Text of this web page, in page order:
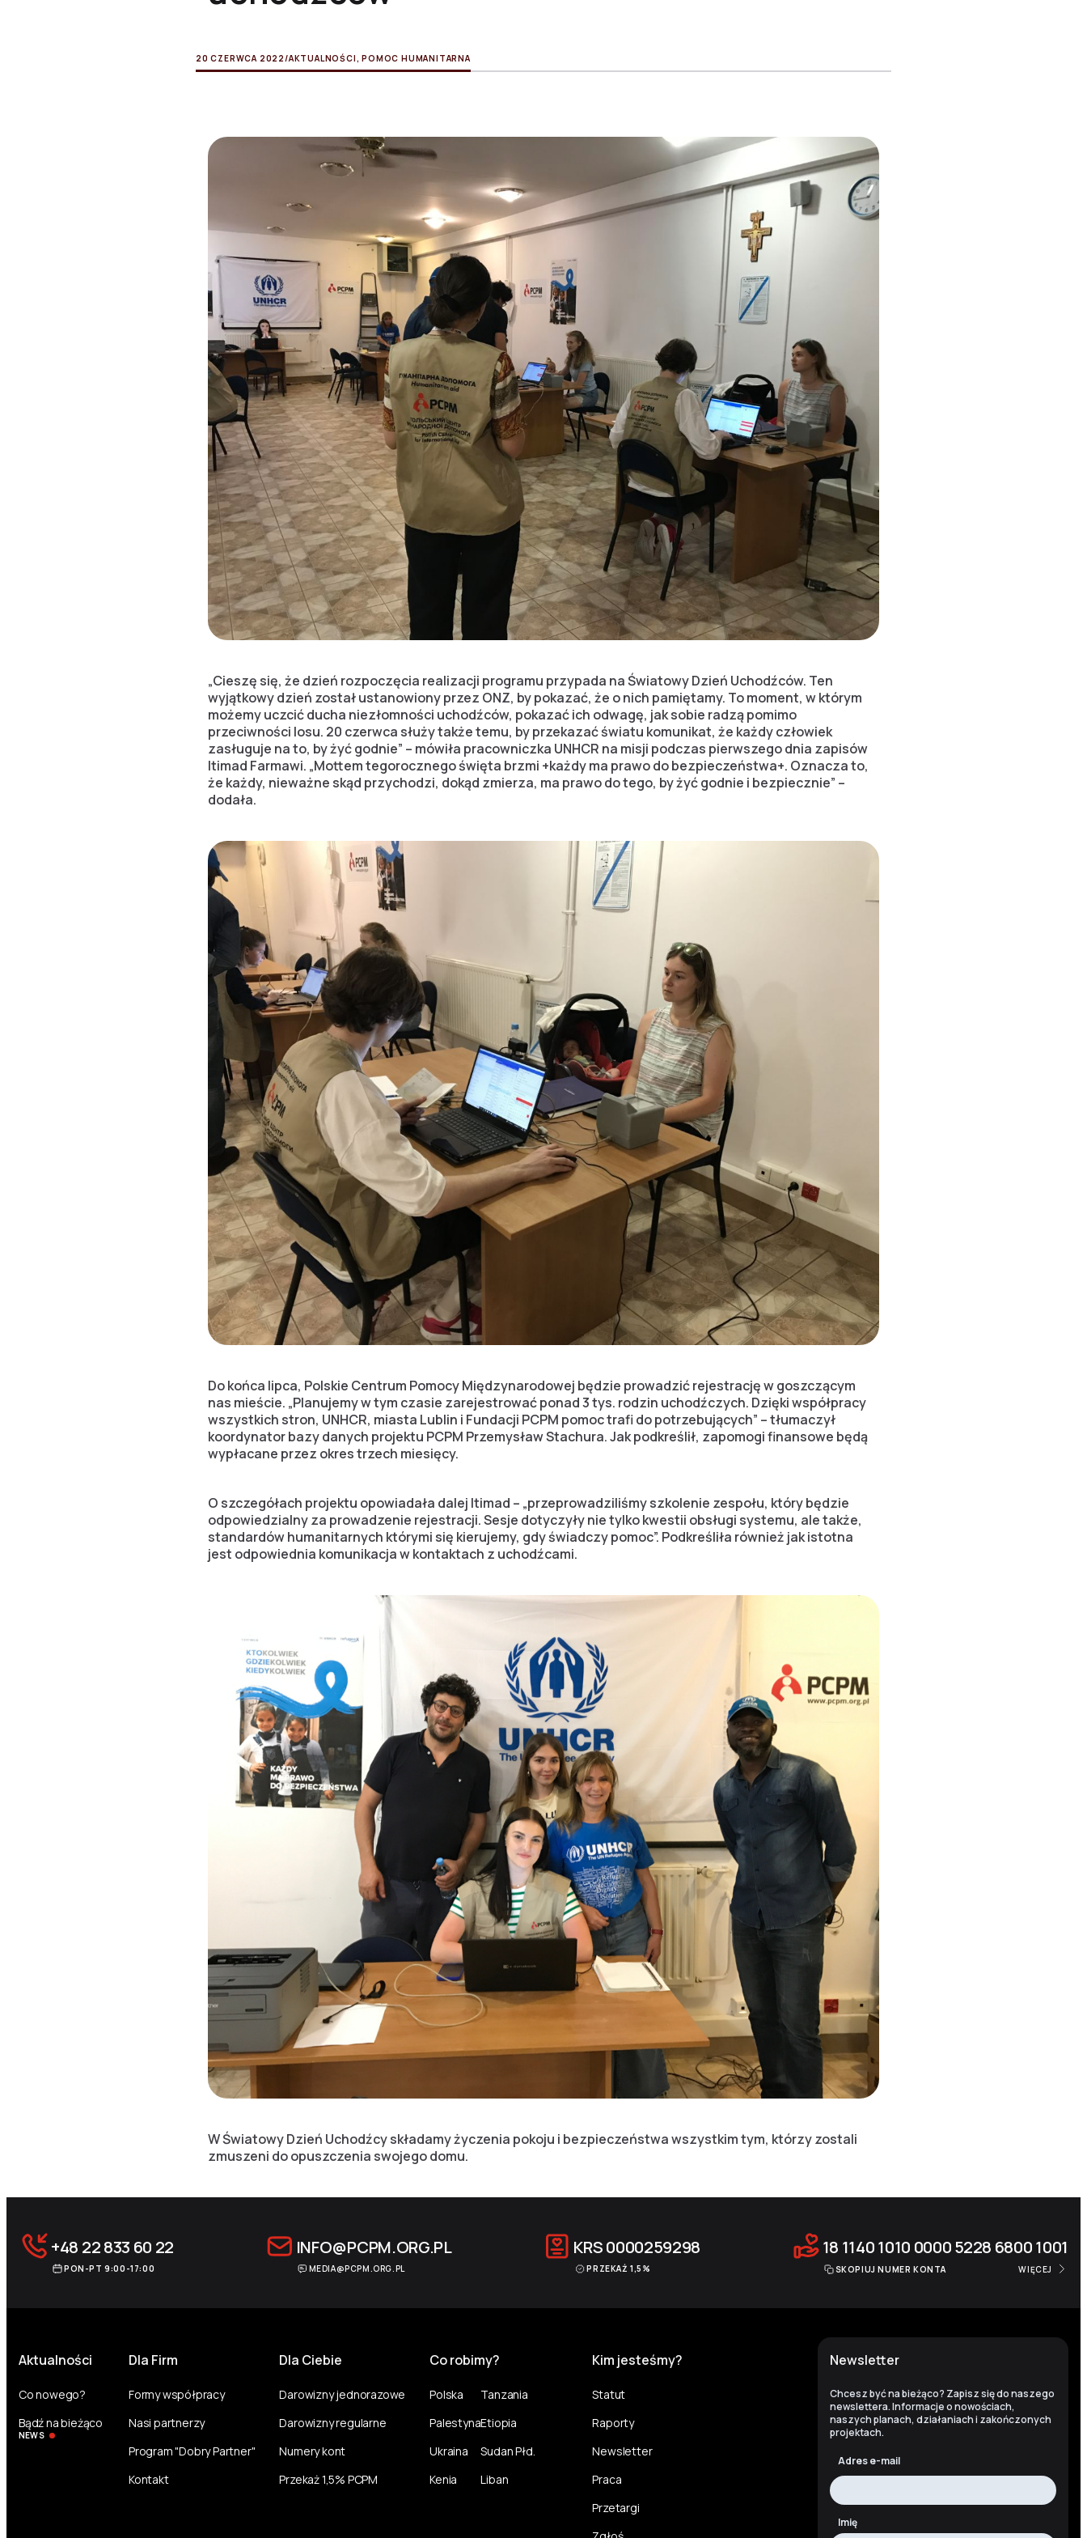
20 CZERWCA 2022 /AKTUALNOŚCI ,POMOC HUMANITARNA
„Cieszę się, że dzień rozpoczęcia realizacji programu przypada na Światowy Dzień Uchodźców. Ten
wyjątkowy dzień został ustanowiony przez ONZ, by pokazać, że o nich pamiętamy. To moment, w którym
możemy uczcić ducha niezłomności uchodźców, pokazać ich odwagę, jak sobie radzą pomimo
przeciwności losu. 20 czerwca służy także temu, by przekazać światu komunikat, że każdy człowiek
zasługuje na to, by żyć godnie” – mówiła pracowniczka UNHCR na misji podczas pierwszego dnia zapisów
Itimad Farmawi. „Mottem tegorocznego święta brzmi +każdy ma prawo do bezpieczeństwa+. Oznacza to,
że każdy, nieważne skąd przychodzi, dokąd zmierza, ma prawo do tego, by żyć godnie i bezpiecznie” –
dodała.
Do końca lipca, Polskie Centrum Pomocy Międzynarodowej będzie prowadzić rejestrację w goszczącym
nas mieście. „Planujemy w tym czasie zarejestrować ponad 3 tys. rodzin uchodźczych. Dzięki współpracy
wszystkich stron, UNHCR, miasta Lublin i Fundacji PCPM pomoc trafi do potrzebujących” – tłumaczył
koordynator bazy danych projektu PCPM Przemysław Stachura. Jak podkreślił, zapomogi finansowe będą
wypłacane przez okres trzech miesięcy.
O szczegółach projektu opowiadała dalej Itimad – „przeprowadziliśmy szkolenie zespołu, który będzie
odpowiedzialny za prowadzenie rejestracji. Sesje dotyczyły nie tylko kwestii obsługi systemu, ale także,
standardów humanitarnych którymi się kierujemy, gdy świadczy pomoc”. Podkreśliła również jak istotna
jest odpowiednia komunikacja w kontaktach z uchodźcami.
W Światowy Dzień Uchodźcy składamy życzenia pokoju i bezpieczeństwa wszystkim tym, którzy zostali
zmuszeni do opuszczenia swojego domu.
+48 22 833 60 22
PON-PT 9:00-17:00
INFO@PCPM.ORG.PL
MEDIA@PCPM.ORG.PL
KRS0000259298
PRZEKAŻ 1,5%
18 1140 1010 0000 5228 6800 1001
SKOPIUJ NUMER KONTA WIĘCEJ
Newsletter
Chcesz być na bieżąco? Zapisz się do naszego
newslettera. Informacje o nowościach,
naszych planach, działaniach i zakończonych
projektach.
Adres e-mail
Imię
Aktualności
Co nowego?
Bądź na bieżąco
NEWS
Dla Firm
Formy współpracy
Nasi partnerzy
Program "Dobry Partner"
Kontakt
Dla Ciebie
Darowizny jednorazowe
Darowizny regularne
Numery kont
Przekaż 1,5% PCPM
Co robimy?
Polska
Palestyna
Ukraina
Kenia
Tanzania
Etiopia
Sudan Płd.
Liban
Kim jesteśmy?
Statut
Raporty
Newsletter
Praca
Przetargi